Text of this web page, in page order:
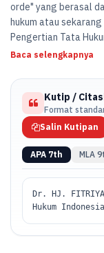
orde" yang berasal
hukum atau
Pengertian Tata
pada hukum.
yang ada dapat
segala peristiwa
Baca selengkapnya
Kutip /
Format
Salin Kutipan
APA 7th MLA
Dr. HJ.
Hukum